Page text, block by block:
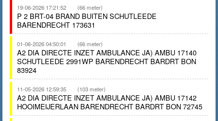
19-06-2026 17:21:52 (66 meter)
P 2 BRT-04 BRAND BUITEN SCHUTLEEDE
BARENDRECHT 173631
01-06-2026 04:50:01 (66 meter)
A2 DIA DIRECTE INZET AMBULANCE JA) AMBU 17140
SCHUTLEEDE 2991WP BARENDRECHT BARDRT BON
83924
11-05-2026 12:59:35 (103 meter)
A2 DIA DIRECTE INZET AMBULANCE JA) AMBU 17142
HOOIMEIJERLAAN BARENDRECHT BARDRT BON 72745